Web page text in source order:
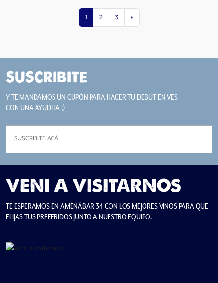
1 2 3 »
SUSCRIBITE
Y TE MANDAMOS UN CUPÓN PARA HACER TU DEBUT EN VES
CON UNA AYUDITA ;)
VENI A VISITARNOS
TE ESPERAMOS EN AMENÁBAR 34 CON LOS MEJORES VINOS PARA QUE
ELIJAS TUS PREFERIDOS JUNTO A NUESTRO EQUIPO.